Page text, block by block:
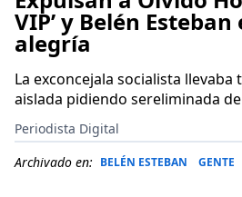
VIP’ y Belén
alegría
La exconcejala socialista llevaba
aislada pidiendo sereliminada
Periodista Digital
Archivado en: BELÉN ESTEBAN GENTE